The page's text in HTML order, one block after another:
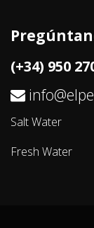
(+34) 950
Salt Water
Fresh Water